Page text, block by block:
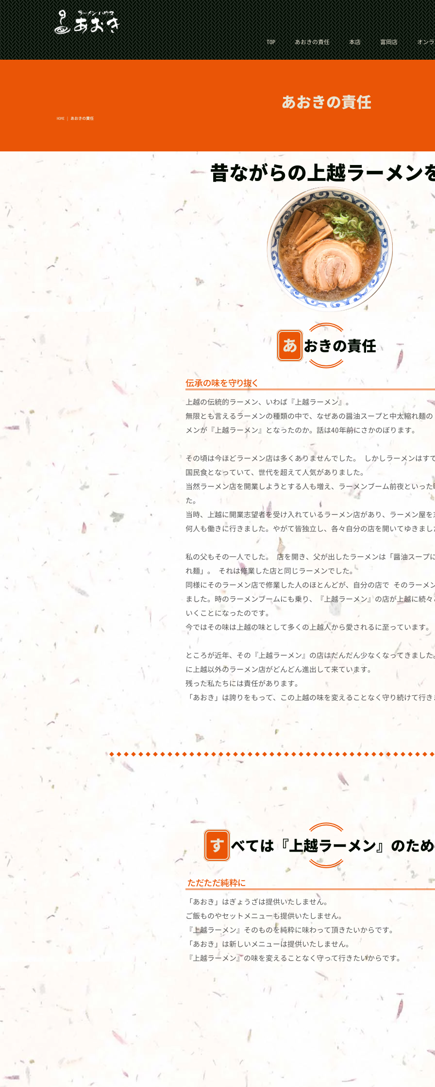
TOP あおきの責任 本店 富岡店 オン
あおきの責任
HOME あおきの責任
昔ながらの上越ラーメン
あおきの責任
伝承の味を守り抜く
上越の伝統的ラーメン、いわば『上越ラーメン』。
無限とも言えるラーメンの種類の中で、なぜあの醤油スープと中太縮れ麺
メンが『上越ラーメン』となったのか。話は40年前にさかのぼります。
その頃は今ほどラーメン店は多くありませんでした。 しかしラーメンはす
国民食となっていて、世代を超えて人気がありました。
当然ラーメン店を開業しようとする人も増え、ラーメンブーム前夜といっ
た。
当時、上越に開業志望者を受け入れているラーメン店があり、ラーメン屋
何人も働きに行きました。やがて皆独立し、各々自分の店を開いてゆきま
私の父もその一人でした。 店を開き、父が出したラーメンは「醤油スープ
れ麺」。 それは修業した店と同じラーメンでした。
同様にそのラーメン店で修業した人のほとんどが、自分の店で そのラーメ
ました。時のラーメンブームにも乗り、『上越ラーメン』の店が上越に続
いくことになったのです。
今ではその味は上越の味として多くの上越人から愛されるに至っています。
ところが近年、その『上越ラーメン』の店はだんだん少なくなってきまし
に上越以外のラーメン店がどんどん進出して来ています。
残った私たちには責任があります。
「あおき」は誇りをもって、この上越の味を変えることなく守り続けて行
すべては『上越ラーメン』のた
ただただ純粋に
「あおき」はぎょうざは提供いたしません。
ご飯ものやセットメニューも提供いたしません。
『上越ラーメン』そのものを純粋に味わって頂きたいからです。
「あおき」は新しいメニューは提供いたしません。
『上越ラーメン』の味を変えることなく守って行きたいからです。